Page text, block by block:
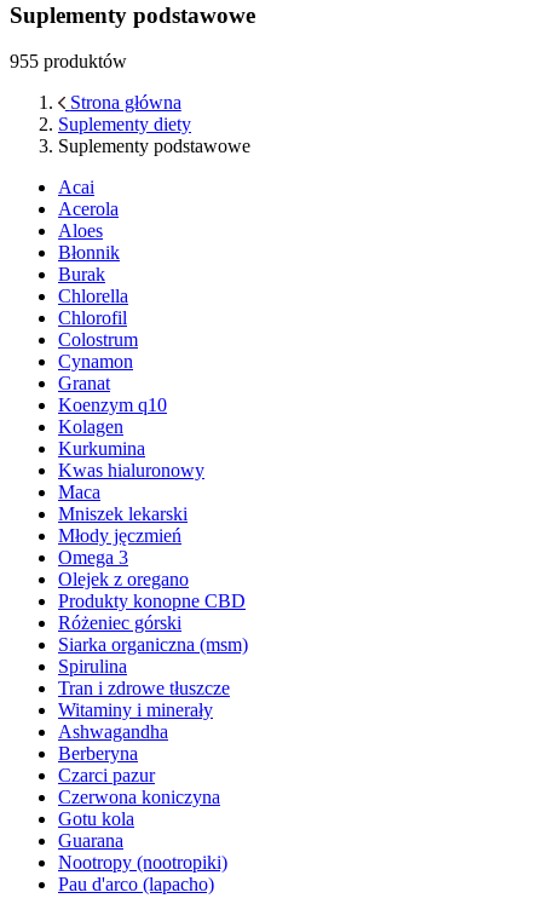
Suplementy podstawowe
955 produktów
Strona główna
Suplementy diety
Suplementy podstawowe
Acai
Acerola
Aloes
Błonnik
Burak
Chlorella
Chlorofil
Colostrum
Cynamon
Granat
Koenzym q10
Kolagen
Kurkumina
Kwas hialuronowy
Maca
Mniszek lekarski
Młody jęczmień
Omega 3
Olejek z oregano
Produkty konopne CBD
Różeniec górski
Siarka organiczna (msm)
Spirulina
Tran i zdrowe tłuszcze
Witaminy i minerały
Ashwagandha
Berberyna
Czarci pazur
Czerwona koniczyna
Gotu kola
Guarana
Nootropy (nootropiki)
Pau d'arco (lapacho)